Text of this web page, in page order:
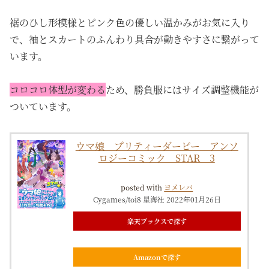
裾のひし形模様と ピンク色の優しい温かみがお気に入り
で、袖とスカートのふんわり具合が動きやすさに繋がって
います。
コロコロ体型が変わるため、勝負服にはサイズ調整機能が
ついています。
ウマ娘 プリティーダービー アンソ
ロジーコミック STAR 3
posted with ヨメレバ
Cygames/toi8 星海社 2022年01月26日
楽天ブックスで探す
Amazonで探す